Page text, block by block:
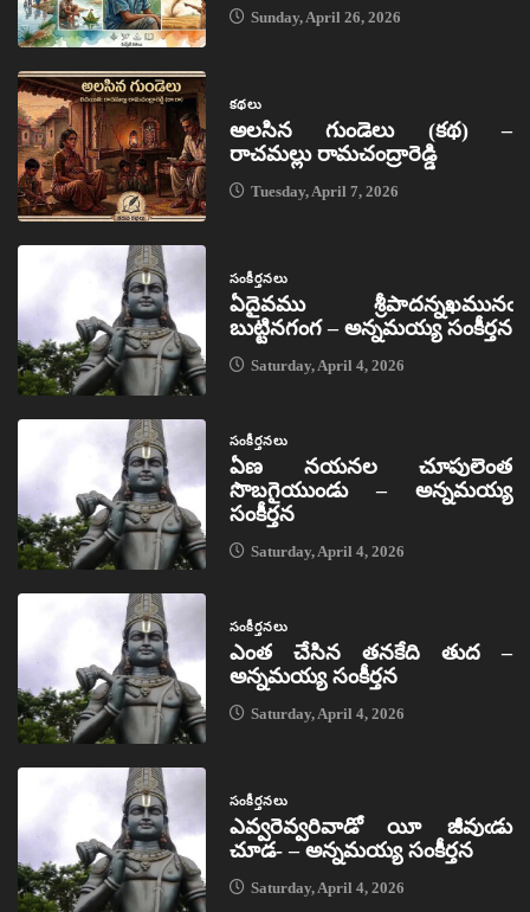
Sunday, April 26, 2026
కథలు
అలసిన గుండెలు (కథ) –
రాచమల్లు రామచంద్రారెడ్డి
Tuesday, April 7, 2026
సంకీర్తనలు
ఏదైవము శ్రీపాదన్నఖమునఁ
బుట్టినగంగ – అన్నమయ్య సంకీర్తన
Saturday, April 4, 2026
సంకీర్తనలు
ఏణ నయనల చూపులెంత
సొబగైయుండు – అన్నమయ్య
సంకీర్తన
Saturday, April 4, 2026
సంకీర్తనలు
ఎంత చేసిన తనకేది తుద –
అన్నమయ్య సంకీర్తన
Saturday, April 4, 2026
సంకీర్తనలు
ఎవ్వరెవ్వరివాడో యీ జీవుఁడు
చూడ- – అన్నమయ్య సంకీర్తన
Saturday, April 4, 2026